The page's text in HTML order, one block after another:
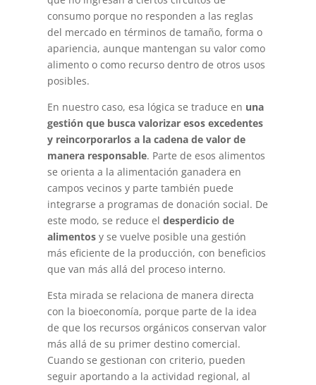
consumo porque no responden a las reglas
del mercado en términos de tamaño, forma o
apariencia, aunque mantengan su valor como
alimento o como recurso dentro de otros usos
posibles.
En nuestro caso, esa lógica se traduce en una
gestión que busca valorizar esos excedentes
y reincorporarlos a la cadena de valor de
manera responsable. Parte de esos alimentos
se orienta a la alimentación ganadera en
campos vecinos y parte también puede
integrarse a programas de donación social. De
este modo, se reduce eldesperdicio de
alimentos y se vuelve posible una gestión
más eficiente de la producción, con beneficios
que van más allá del proceso interno.
Esta mirada se relaciona de manera directa
con la bioeconomía, porque parte de la idea
de que los recursos orgánicos conservan valor
más allá de su primer destino comercial.
Cuando se gestionan con criterio, pueden
seguir aportando a la actividad regional, al